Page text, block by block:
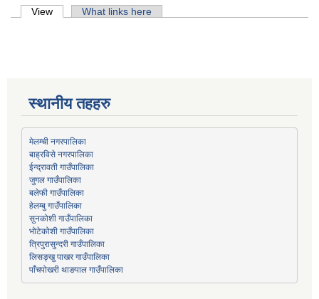
Primary tabs
View (active tab)What links here
स्थानीय तहहरु
मेलम्ची नगरपालिका
बाह्रविसे नगरपालिका
ईन्द्रावती गाउँपालिका
जुगल गाउँपालिका
बलेफी गाउँपालिका
हेलम्बु गाउँपालिका
सुनकोशी गाउँपालिका
भोटेकोशी गाउँपालिका
त्रिपुरासुन्दरी गाउँपालिका
लिसङ्खु पाखर गाउँपालिका
पाँचपोखरी थाङपाल गाउँपालिका